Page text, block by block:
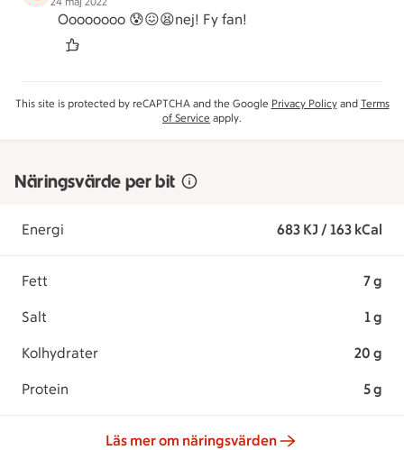
Oooooooo 😰😖😫nej! Fy fan!
This site is protected by reCAPTCHA and the Google Privacy Policyand Terms
of Service apply.
Näringsvärde per bit
Energi 683 KJ / 163 kCal
Fett 7 g
Salt 1 g
Kolhydrater 20 g
Protein 5 g
Läs mer om näringsvärden